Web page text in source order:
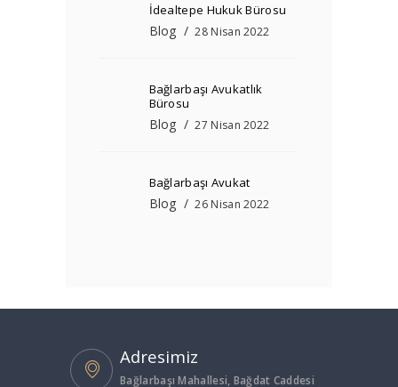
İdealtepe Hukuk Bürosu
Blog 28 Nisan 2022
Bağlarbaşı Avukatlık
Bürosu
Blog 27 Nisan 2022
Bağlarbaşı Avukat
Blog 26 Nisan 2022
Adresimiz
Bağlarbaşı Mahallesi, Bağdat Caddesi